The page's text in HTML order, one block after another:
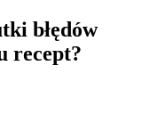
błędów
recept?